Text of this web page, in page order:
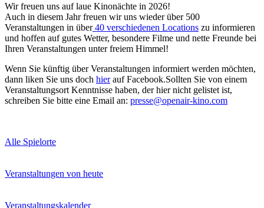
Wir freuen uns auf laue Kinonächte in 2026!
Auch in diesem Jahr freuen wir uns wieder über 500
Veranstaltungen in über40 verschiedenen Locations zu informieren
und hoffen auf gutes Wetter, besondere Filme und nette Freunde bei
Ihren Veranstaltungen unter freiem Himmel!
Wenn Sie künftig über Veranstaltungen informiert werden möchten,
dann liken Sie uns doch hierauf Facebook.Sollten Sie von einem
Veranstaltungsort Kenntnisse haben, der hier nicht gelistet ist,
schreiben Sie bitte eine Email an: presse@openair-kino.com
Alle Spielorte
Veranstaltungen von heute
Veranstaltungskalender